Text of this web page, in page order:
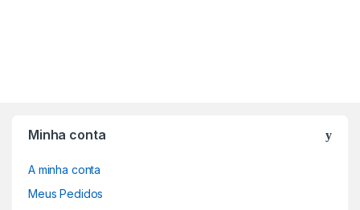
Minha conta
A minha conta
Meus Pedidos